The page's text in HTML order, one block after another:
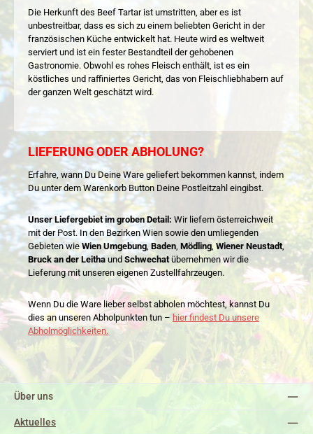
Die Herkunft des Beef Tartar ist umstritten, aber es ist
unbestreitbar, dass es sich zu einem beliebten Gericht in der
französischen Küche entwickelt hat. Heute wird es weltweit
serviert und ist ein fester Bestandteil der gehobenen
Gastronomie. Obwohl es rohes Fleisch enthält, ist es ein
köstliches und raffiniertes Gericht, das von Fleischliebhabern auf
der ganzen Welt geschätzt wird.
LIEFERUNG ODER ABHOLUNG?
Erfahre, wann Du Deine Ware geliefert bekommen kannst, indem
Du unter dem Warenkorb Button Deine Postleitzahl eingibst.
Unser Liefergebiet im groben Detail: Wir liefern österreichweit
mit der Post. In den Bezirken Wien sowie den umliegenden
Gebieten wie Wien Umgebung, Baden, Mödling, Wiener Neustadt,
Bruck an der Leitha und Schwechatübernehmen wir die
Lieferung mit unseren eigenen Zustellfahrzeugen.
Wenn Du die Ware lieber selbst abholen möchtest, kannst Du
dies an unseren Abholpunkten tun – hier findest Du unsere
Abholmöglichkeiten.
Über uns
Aktuelles